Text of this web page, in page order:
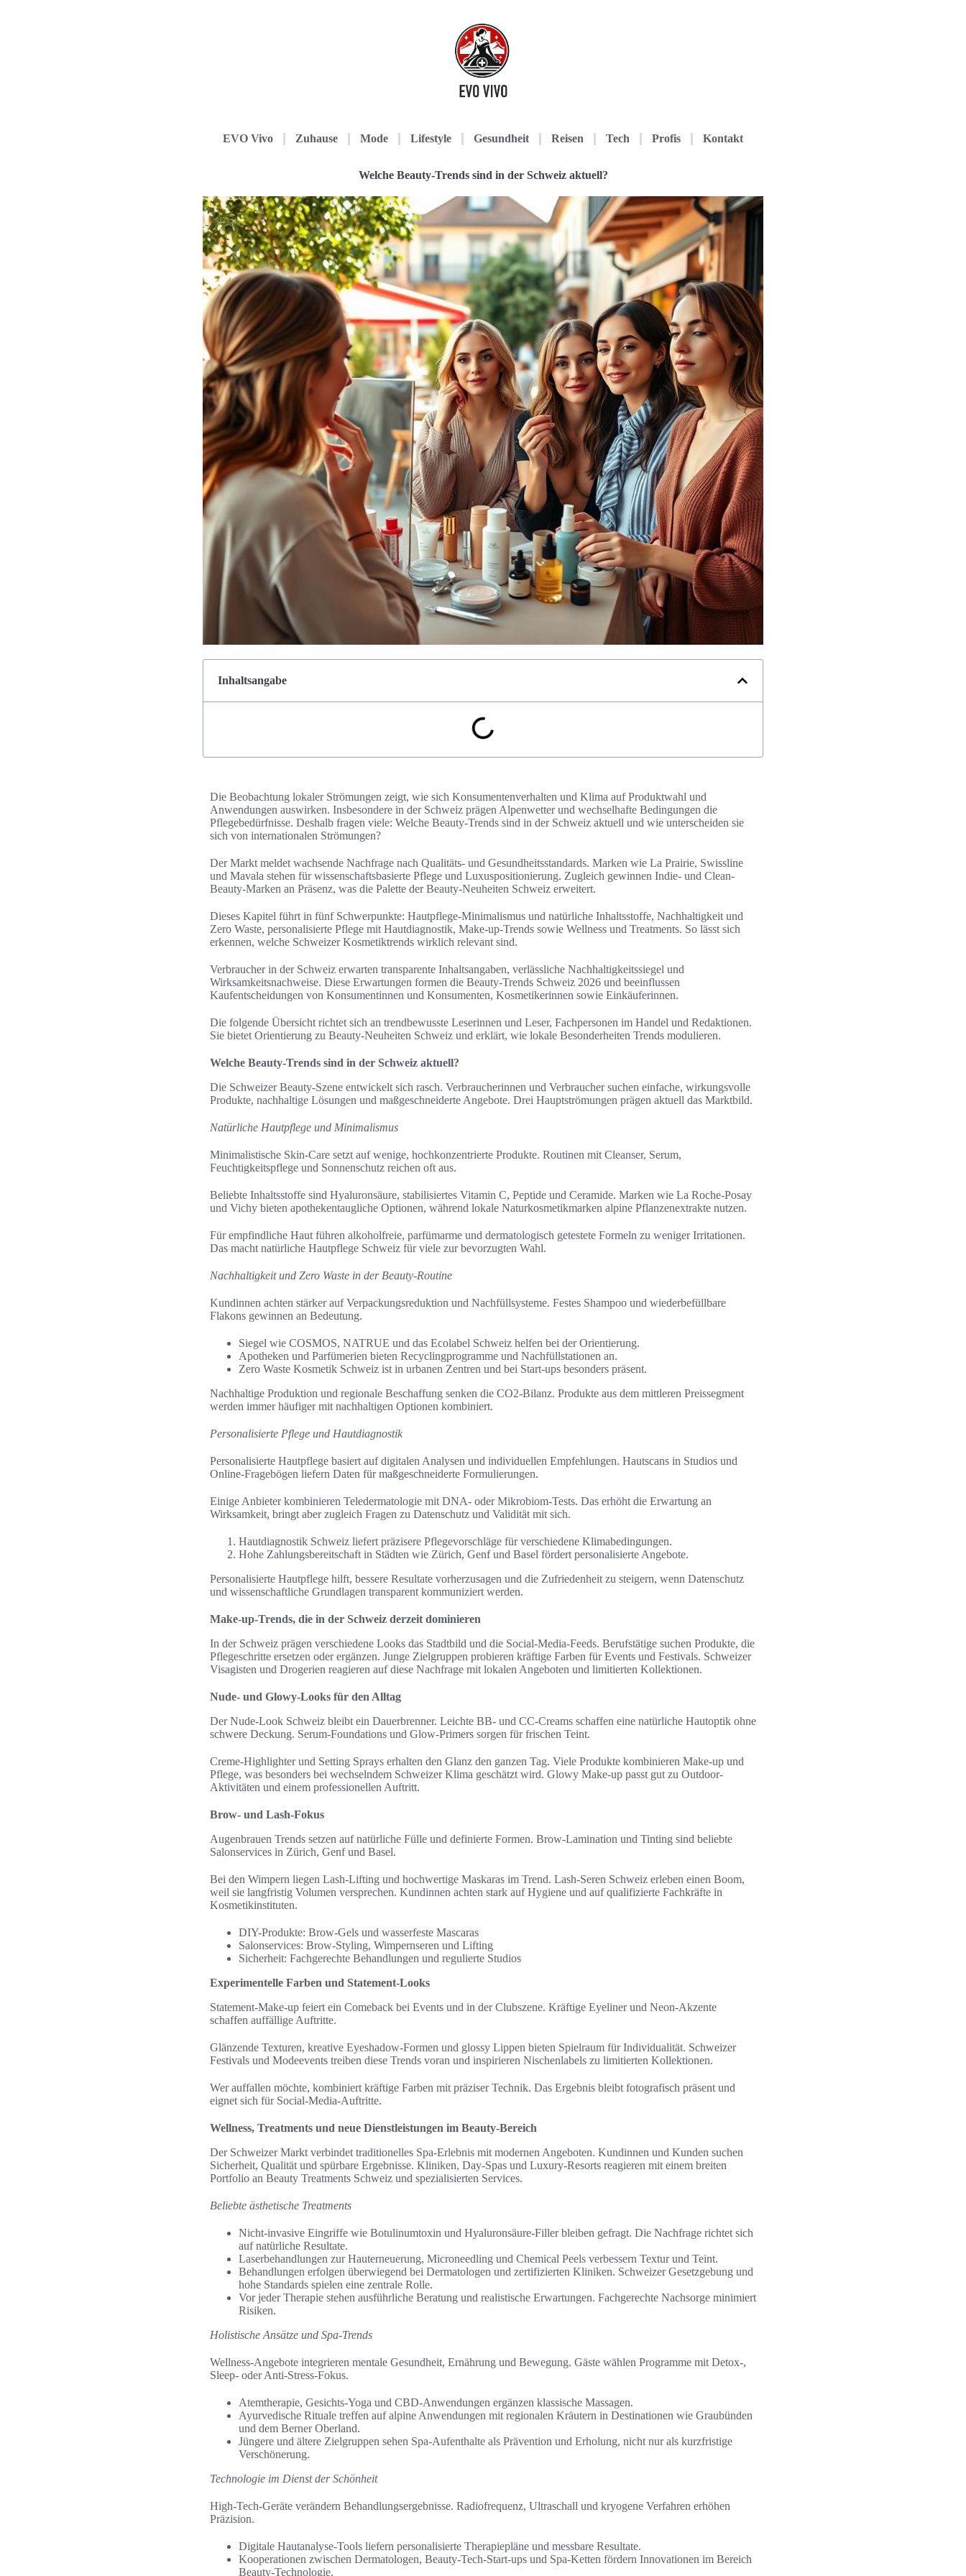
EVO Vivo Zuhause Mode Lifestyle Gesundheit Reisen Tech Profis Kontakt
Welche Beauty-Trends sind in der Schweiz aktuell?
Inhaltsangabe
Die Beobachtung lokaler Strömungen zeigt, wie sich Konsumentenverhalten und Klima auf Produktwahl und
Anwendungen auswirken. Insbesondere in der Schweiz prägen Alpenwetter und wechselhafte Bedingungen die
Pflegebedürfnisse. Deshalb fragen viele: Welche Beauty-Trends sind in der Schweiz aktuell und wie unterscheiden sie
sich von internationalen Strömungen?
Der Markt meldet wachsende Nachfrage nach Qualitäts- und Gesundheitsstandards. Marken wie La Prairie, Swissline
und Mavala stehen für wissenschaftsbasierte Pflege und Luxuspositionierung. Zugleich gewinnen Indie- und Clean-
Beauty-Marken an Präsenz, was die Palette der Beauty-Neuheiten Schweiz erweitert.
Dieses Kapitel führt in fünf Schwerpunkte: Hautpflege-Minimalismus und natürliche Inhaltsstoffe, Nachhaltigkeit und
Zero Waste, personalisierte Pflege mit Hautdiagnostik, Make-up-Trends sowie Wellness und Treatments. So lässt sich
erkennen, welche Schweizer Kosmetiktrends wirklich relevant sind.
Verbraucher in der Schweiz erwarten transparente Inhaltsangaben, verlässliche Nachhaltigkeitssiegel und
Wirksamkeitsnachweise. Diese Erwartungen formen die Beauty-Trends Schweiz 2026 und beeinflussen
Kaufentscheidungen von Konsumentinnen und Konsumenten, Kosmetikerinnen sowie Einkäuferinnen.
Die folgende Übersicht richtet sich an trendbewusste Leserinnen und Leser, Fachpersonen im Handel und Redaktionen.
Sie bietet Orientierung zu Beauty-Neuheiten Schweiz und erklärt, wie lokale Besonderheiten Trends modulieren.
Welche Beauty-Trends sind in der Schweiz aktuell?
Die Schweizer Beauty-Szene entwickelt sich rasch. Verbraucherinnen und Verbraucher suchen einfache, wirkungsvolle
Produkte, nachhaltige Lösungen und maßgeschneiderte Angebote. Drei Hauptströmungen prägen aktuell das Marktbild.
Natürliche Hautpflege und Minimalismus
Minimalistische Skin-Care setzt auf wenige, hochkonzentrierte Produkte. Routinen mit Cleanser, Serum,
Feuchtigkeitspflege und Sonnenschutz reichen oft aus.
Beliebte Inhaltsstoffe sind Hyaluronsäure, stabilisiertes Vitamin C, Peptide und Ceramide. Marken wie La Roche-Posay
und Vichy bieten apothekentaugliche Optionen, während lokale Naturkosmetikmarken alpine Pflanzenextrakte nutzen.
Für empfindliche Haut führen alkoholfreie, parfümarme und dermatologisch getestete Formeln zu weniger Irritationen.
Das macht natürliche Hautpflege Schweiz für viele zur bevorzugten Wahl.
Nachhaltigkeit und Zero Waste in der Beauty-Routine
Kundinnen achten stärker auf Verpackungsreduktion und Nachfüllsysteme. Festes Shampoo und wiederbefüllbare
Flakons gewinnen an Bedeutung.
Siegel wie COSMOS, NATRUE und das Ecolabel Schweiz helfen bei der Orientierung.
Apotheken und Parfümerien bieten Recyclingprogramme und Nachfüllstationen an.
Zero Waste Kosmetik Schweiz ist in urbanen Zentren und bei Start-ups besonders präsent.
Nachhaltige Produktion und regionale Beschaffung senken die CO2-Bilanz. Produkte aus dem mittleren Preissegment
werden immer häufiger mit nachhaltigen Optionen kombiniert.
Personalisierte Pflege und Hautdiagnostik
Personalisierte Hautpflege basiert auf digitalen Analysen und individuellen Empfehlungen. Hautscans in Studios und
Online-Fragebögen liefern Daten für maßgeschneiderte Formulierungen.
Einige Anbieter kombinieren Teledermatologie mit DNA- oder Mikrobiom-Tests. Das erhöht die Erwartung an
Wirksamkeit, bringt aber zugleich Fragen zu Datenschutz und Validität mit sich.
Hautdiagnostik Schweiz liefert präzisere Pflegevorschläge für verschiedene Klimabedingungen.
Hohe Zahlungsbereitschaft in Städten wie Zürich, Genf und Basel fördert personalisierte Angebote.
Personalisierte Hautpflege hilft, bessere Resultate vorherzusagen und die Zufriedenheit zu steigern, wenn Datenschutz
und wissenschaftliche Grundlagen transparent kommuniziert werden.
Make-up-Trends, die in der Schweiz derzeit dominieren
In der Schweiz prägen verschiedene Looks das Stadtbild und die Social-Media-Feeds. Berufstätige suchen Produkte, die
Pflegeschritte ersetzen oder ergänzen. Junge Zielgruppen probieren kräftige Farben für Events und Festivals. Schweizer
Visagisten und Drogerien reagieren auf diese Nachfrage mit lokalen Angeboten und limitierten Kollektionen.
Nude- und Glowy-Looks für den Alltag
Der Nude-Look Schweiz bleibt ein Dauerbrenner. Leichte BB- und CC-Creams schaffen eine natürliche Hautoptik ohne
schwere Deckung. Serum-Foundations und Glow-Primers sorgen für frischen Teint.
Creme-Highlighter und Setting Sprays erhalten den Glanz den ganzen Tag. Viele Produkte kombinieren Make-up und
Pflege, was besonders bei wechselndem Schweizer Klima geschätzt wird. Glowy Make-up passt gut zu Outdoor-
Aktivitäten und einem professionellen Auftritt.
Brow- und Lash-Fokus
Augenbrauen Trends setzen auf natürliche Fülle und definierte Formen. Brow-Lamination und Tinting sind beliebte
Salonservices in Zürich, Genf und Basel.
Bei den Wimpern liegen Lash-Lifting und hochwertige Maskaras im Trend. Lash-Seren Schweiz erleben einen Boom,
weil sie langfristig Volumen versprechen. Kundinnen achten stark auf Hygiene und auf qualifizierte Fachkräfte in
Kosmetikinstituten.
DIY-Produkte: Brow-Gels und wasserfeste Mascaras
Salonservices: Brow-Styling, Wimpernseren und Lifting
Sicherheit: Fachgerechte Behandlungen und regulierte Studios
Experimentelle Farben und Statement-Looks
Statement-Make-up feiert ein Comeback bei Events und in der Clubszene. Kräftige Eyeliner und Neon-Akzente
schaffen auffällige Auftritte.
Glänzende Texturen, kreative Eyeshadow-Formen und glossy Lippen bieten Spielraum für Individualität. Schweizer
Festivals und Modeevents treiben diese Trends voran und inspirieren Nischenlabels zu limitierten Kollektionen.
Wer auffallen möchte, kombiniert kräftige Farben mit präziser Technik. Das Ergebnis bleibt fotografisch präsent und
eignet sich für Social-Media-Auftritte.
Wellness, Treatments und neue Dienstleistungen im Beauty-Bereich
Der Schweizer Markt verbindet traditionelles Spa-Erlebnis mit modernen Angeboten. Kundinnen und Kunden suchen
Sicherheit, Qualität und spürbare Ergebnisse. Kliniken, Day-Spas und Luxury-Resorts reagieren mit einem breiten
Portfolio an Beauty Treatments Schweiz und spezialisierten Services.
Beliebte ästhetische Treatments
Nicht-invasive Eingriffe wie Botulinumtoxin und Hyaluronsäure-Filler bleiben gefragt. Die Nachfrage richtet sich
auf natürliche Resultate.
Laserbehandlungen zur Hauterneuerung, Microneedling und Chemical Peels verbessern Textur und Teint.
Behandlungen erfolgen überwiegend bei Dermatologen und zertifizierten Kliniken. Schweizer Gesetzgebung und
hohe Standards spielen eine zentrale Rolle.
Vor jeder Therapie stehen ausführliche Beratung und realistische Erwartungen. Fachgerechte Nachsorge minimiert
Risiken.
Holistische Ansätze und Spa-Trends
Wellness-Angebote integrieren mentale Gesundheit, Ernährung und Bewegung. Gäste wählen Programme mit Detox-,
Sleep- oder Anti-Stress-Fokus.
Atemtherapie, Gesichts-Yoga und CBD-Anwendungen ergänzen klassische Massagen.
Ayurvedische Rituale treffen auf alpine Anwendungen mit regionalen Kräutern in Destinationen wie Graubünden
und dem Berner Oberland.
Jüngere und ältere Zielgruppen sehen Spa-Aufenthalte als Prävention und Erholung, nicht nur als kurzfristige
Verschönerung.
Technologie im Dienst der Schönheit
High-Tech-Geräte verändern Behandlungsergebnisse. Radiofrequenz, Ultraschall und kryogene Verfahren erhöhen
Präzision.
Digitale Hautanalyse-Tools liefern personalisierte Therapiepläne und messbare Resultate.
Kooperationen zwischen Dermatologen, Beauty-Tech-Start-ups und Spa-Ketten fördern Innovationen im Bereich
Beauty-Technologie.